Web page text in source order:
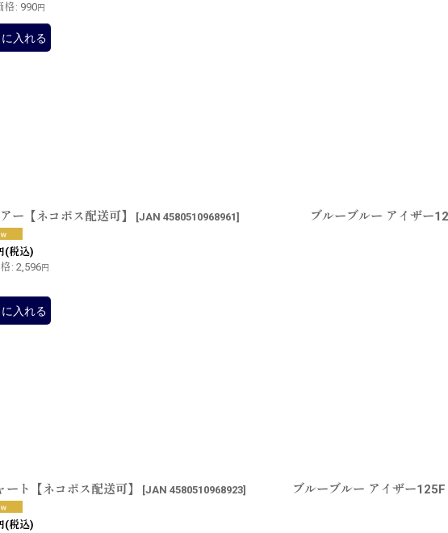
格: 990円
入れる
ー【ネコポス配送可】 [JAN 4580510968961]
(税込)
: 2,596円
入れる
ブルーブルー アイザー
ト【ネコポス配送可】 [JAN 4580510968923]
(税込)
ブルーブルー アイザー